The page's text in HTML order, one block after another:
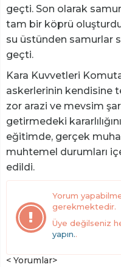
geçti. Son olarak
tam bir köprü
su üstünden samurlar
geçti.
Kara Kuvvetleri
askerlerinin kendisine
zor arazi ve mevsim
getirmedeki
eğitimde, gerçek
muhtemel durumları
edildi.
Yorum
gerekmektedir.
Üye değilseniz
yapın..
< Yorumlar>